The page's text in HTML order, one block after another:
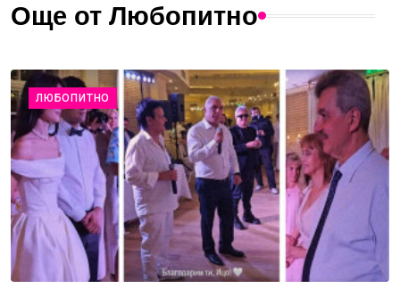
Още от Любопитно
ЛЮБОПИТНО